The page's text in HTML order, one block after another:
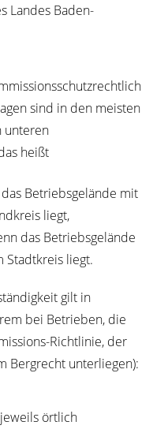
Landes Baden-
sind in den meisten
unteren
heißt
Betriebsgelände mit
liegt,
das Betriebsgelände
Stadtkreis liegt.
gilt in
bei Betrieben, die
Richtlinie, der
Bergrecht unterliegen):
örtlich